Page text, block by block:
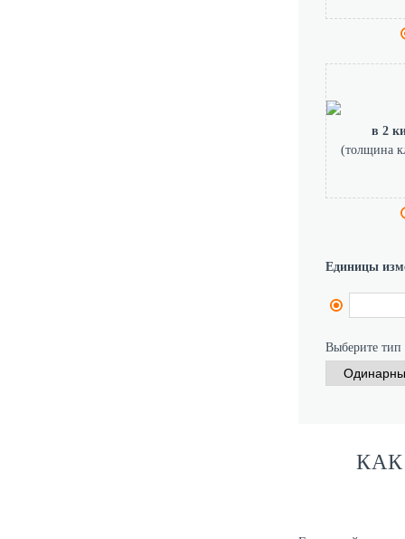
в 2
(толщина
Единицы
Выберите тип